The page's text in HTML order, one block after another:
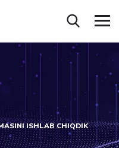
ISHLAB CHIQDIK